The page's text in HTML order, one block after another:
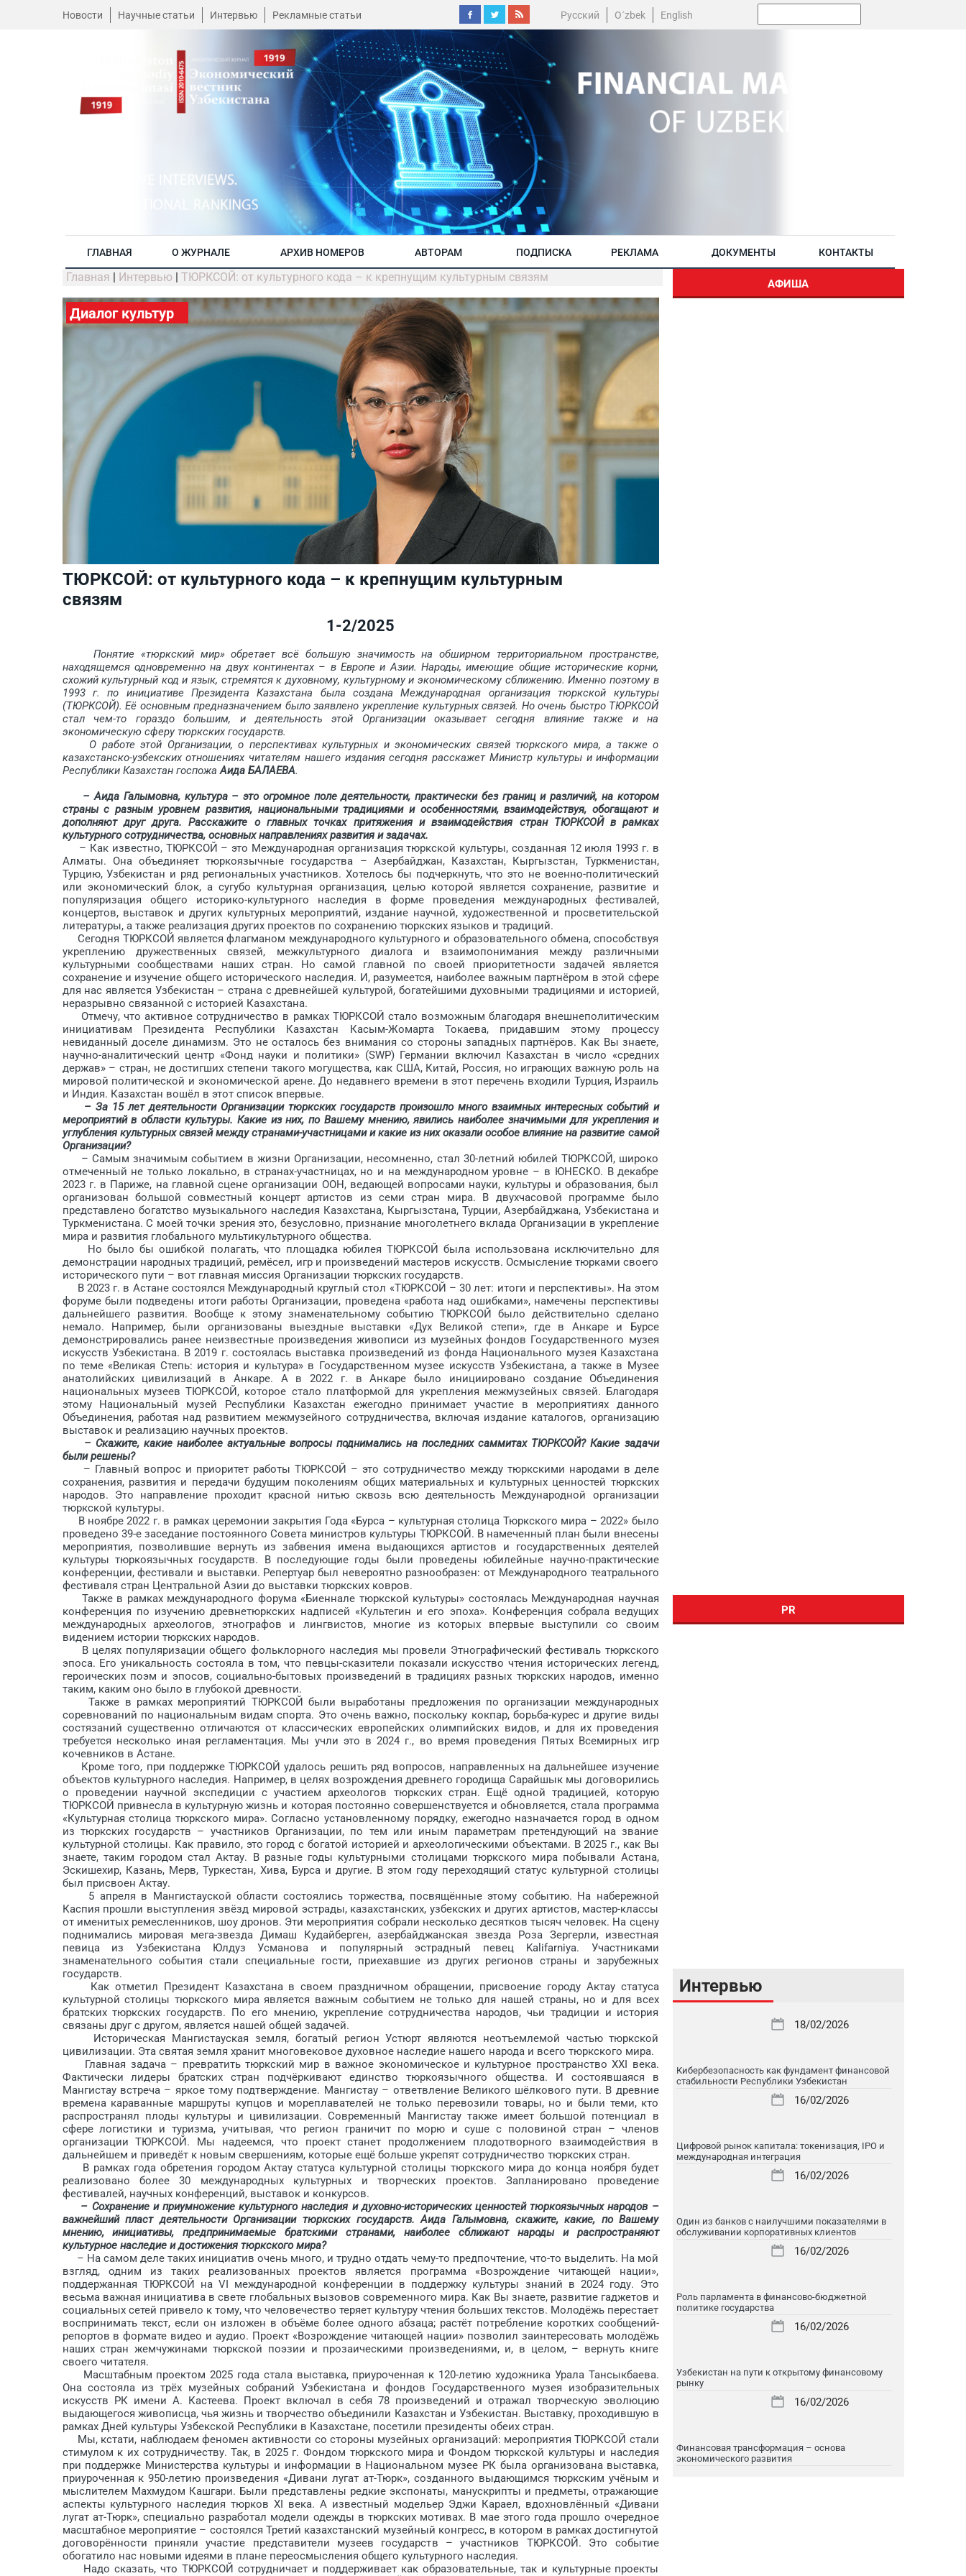
Новости Научные статьи Интервью Рекламные статьи Русский O´zbek English
ГЛАВНАЯ О ЖУРНАЛЕ АРХИВ НОМЕРОВ АВТОРАМ ПОДПИСКА РЕКЛАМА ДОКУМЕНТЫ КОНТАКТЫ
Главная | Интервью | ТЮРКСОЙ: от культурного кода – к крепнущим культурным связям
Диалог культур
ТЮРКСОЙ: от культурного кода – к крепнущим культурным
связям
1-2/2025
Понятие «тюркский мир» обретает всё большую значимость на обширном территориальном пространстве,
находящемся одновременно на двух континентах – в Европе и Азии. Народы, имеющие общие исторические корни,
схожий культурный код и язык, стремятся к духовному, культурному и экономическому сближению. Именно поэтому в
1993 г. по инициативе Президента Казахстана была создана Международная организация тюркской культуры
(ТЮРКСОЙ). Её основным предназначением было заявлено укрепление культурных связей. Но очень быстро ТЮРКСОЙ
стал чем-то гораздо большим, и деятельность этой Организации оказывает сегодня влияние также и на
экономическую сферу тюркских государств.
О работе этой Организации, о перспективах культурных и экономических связей тюркского мира, а также о
казахстанско-узбекских отношениях читателям нашего издания сегодня расскажет Министр культуры и информации
Республики Казахстан гос­пожаАида БАЛАЕВА.
– Аида Галымовна, культура – это огромное поле деятельности, практически без границ и различий, на котором
страны с разным уровнем развития, национальными традициями и особенностями, взаи­модействуя, обогащают и
дополняют друг друга. Расскажите о главных точках притяжения и взаимодействия стран ТЮРКСОЙ в рамках
культурного сотрудничества, основных направлениях развития и задачах.
– Как известно, ТЮРКСОЙ – это Международная организация тюркской культуры, созданная 12 июля 1993 г. в
Алматы. Она объединяет тюркоязычные государства – Азербайджан, Казахстан, Кыргызстан, Туркменистан,
Турцию, Узбекистан и ряд региональных участников. Хотелось бы подчеркнуть, что это не военно-политический
или экономический блок, а сугубо культурная организация, целью которой является сохранение, развитие и
популяризация общего историко-культурного наследия в форме проведения международных фестивалей,
концертов, выставок и других культурных мероприятий, издание научной, художественной и просветительской
литературы, а также реализация других проектов по сохранению тюркских языков и традиций.
Сегодня ТЮРКСОЙ является флагманом международного культурного и образовательного обмена, способствуя
укреплению дружественных связей, межкультурного диалога и взаимопонимания между различными
культурными сообществами наших стран. Но самой главной по своей приоритетности задачей является
сохранение и изучение общего исторического наследия. И, разумеется, наиболее важным партнёром в этой сфере
для нас является Узбекистан – страна с древнейшей культурой, богатейшими духовными традициями и историей,
неразрывно связанной с историей Казах­стана.
Отмечу, что активное сотрудничество в рамках ­ТЮРКСОЙ стало возможным благодаря внешнеполитическим
инициативам Президента Республики Казахстан Касым-Жомарта Токаева, придавшим этому процессу
невиданный доселе динамизм. Это не осталось без внимания со стороны западных партнёров. Как Вы знаете,
научно-аналитический центр «Фонд науки и политики» (SWP) Германии включил Казахстан в число «средних
держав» – стран, не достигших степени такого могущества, как США, Китай, Россия, но играющих важную роль на
мировой политической и экономической арене. До недавнего времени в этот перечень входили Турция, Израиль
и Индия. Казахстан вошёл в этот список впервые.
– За 15 лет деятельности Организации тюркских государств произошло много взаимных интересных событий и
мероприятий в области культуры. Какие из них, по Вашему мнению, явились наиболее значимыми для укрепления и
углубления культурных связей между странами-участницами и какие из них оказали особое влияние на развитие самой
Организации?
– Самым значимым событием в жизни Организации, несомненно, стал 30-летний юбилей ТЮРКСОЙ, широко
отмеченный не только локально, в странах-участницах, но и на международном уровне – в ЮНЕСКО. В декабре
2023 г. в Париже, на главной сцене организации ООН, ведающей вопросами науки, культуры и образования, был
организован большой совместный концерт артистов из семи стран мира. В двухчасовой программе было
представлено богатство музыкального наследия Казахстана, Кыргызстана, Турции, Азербайджана, Узбекистана и
Туркменистана. С моей точки зрения это, безусловно, признание многолетнего вклада Организации в укрепление
мира и развития глобального мультикультурного общества.
Но было бы ошибкой полагать, что площадка юбилея ТЮРКСОЙ была использована исключительно для
демонстрации народных традиций, ремёсел, игр и произведений мастеров искусств. Осмысление тюрками своего
исторического пути – вот главная миссия Организации тюркских государств.
В 2023 г. в Астане состоялся Международный круглый стол «ТЮРКСОЙ – 30 лет: итоги и перспективы». На этом
форуме были подведены итоги работы Организации, проведена «работа над ошибками», намечены перспективы
дальнейшего развития. Вообще к этому знаменательному событию ТЮРКСОЙ было действительно сделано
немало. Например, были организованы выездные выставки «Дух Великой степи», где в Анкаре и Бурсе
демонстрировались ранее неизвестные произведения живописи из музейных фондов Государственного музея
искусств Узбекистана. В 2019 г. состоялась выставка произведений из фонда Национального музея Казахстана
по теме «Великая Степь: история и культура» в Государственном музее искусств Узбекистана, а также в Музее
анатолийских цивилизаций в Анкаре. А в 2022 г. в Анкаре было инициировано создание Объединения
национальных музеев ТЮРКСОЙ, которое стало платформой для укрепления межмузейных связей. Благодаря
этому Национальный музей Республики Казахстан ежегодно принимает участие в мероприятиях данного
Объединения, работая над развитием межмузейного сотрудничества, включая издание каталогов, организацию
выставок и реализацию научных проектов.
– Скажите, какие наиболее актуальные вопросы поднимались на последних саммитах ТЮРКСОЙ? Какие задачи
были решены?
– Главный вопрос и приоритет работы ТЮРКСОЙ – это сотрудничество между тюркскими народами в деле
сохранения, развития и передачи будущим поколениям общих материальных и культурных ценностей тюркских
народов. Это направление проходит красной нитью сквозь всю деятельность Международной организации
тюркской культуры.
В ноябре 2022 г. в рамках церемонии закрытия Года «Бурса – культурная столица Тюркского мира – 2022» было
проведено 39-е заседание постоянного Совета министров культуры ТЮРКСОЙ. В намеченный план были внесены
мероприятия, позволившие вернуть из забвения имена выдающихся артистов и государственных деятелей
культуры тюркоязычных государств. В последующие годы были проведены юбилейные научно-практические
конференции, фестивали и выставки. Репертуар был невероятно разнообразен: от Международного театрального
фестиваля стран Центральной Азии до выставки тюркских ковров.
Также в рамках международного форума «Биеннале тюркской культуры» состоялась Международная научная
конференция по изучению древне­тюркских надписей «Культегин и его эпоха». Конференция собрала ведущих
международных археологов, этнографов и лингвистов, многие из которых впервые выступили со своим
видением истории тюркских народов.
В целях популяризации общего фольклорного наследия мы провели Этнографический фестиваль тюркского
эпоса. Его уникальность состояла в том, что певцы-сказители показали искусство чтения исторических легенд,
героических поэм и эпосов, социально-бытовых произведений в традициях разных тюркских народов, именно
таким, каким оно было в глубокой древности.
Также в рамках мероприятий ТЮРКСОЙ были выработаны предложения по организации международных
соревнований по национальным видам спорта. Это очень важно, поскольку кокпар, борьба-курес и другие виды
состязаний существенно отличаются от классических европейских олимпийских видов, и для их проведения
требуется несколько иная регламентация. Мы учли это в 2024 г., во время проведения Пятых Всемирных игр
кочевников в Астане.
Кроме того, при поддержке ТЮРКСОЙ удалось решить ряд вопросов, направленных на дальнейшее изу­чение
объектов культурного наследия. Например, в целях возрождения древнего городища Сарайшык мы договорились
о проведении научной экспедиции с участием археологов тюркских стран. Ещё одной традицией, которую
ТЮРКСОЙ привнесла в культурную жизнь и которая постоянно совершенствуется и обновляется, стала программа
«Культурная столица тюркского мира». Согласно установленному порядку, ежегодно назначается город в одном
из тюркских государств – участников Организации, по тем или иным параметрам претендующий на звание
культурной столицы. Как правило, это город с богатой историей и археологическими объектами. В 2025 г., как Вы
знаете, таким городом стал Актау. В разные годы культурными столицами тюркского мира побывали Астана,
Эскишехир, Казань, Мерв, Туркестан, Хива, Бурса и другие. В этом году переходящий статус культурной столицы
был присвоен Актау.
5 апреля в Мангистауской области состоялись торжества, посвящённые этому событию. На набережной
Каспия прошли выступления звёзд мировой эстрады, казахстанских, узбекских и других артистов, мастер-классы
от именитых ремесленников, шоу дронов. Эти мероприятия собрали несколько десятков тысяч человек. На сцену
поднимались мировая мега-звезда Димаш Кудайберген, азербайджанская звезда Роза Зергерли, известная
певица из Узбекистана Юлдуз Усманова и популярный эстрадный певец Kalifarniya. Участниками
знаменательного события стали специальные гости, приехавшие из других регионов страны и зарубежных
государств.
Как отметил Президент Казахстана в своем праздничном обращении, присвоение городу Актау статуса
культурной столицы тюркского мира является важным событием не только для нашей страны, но и для всех
братских тюркских государств. По его мнению, укреп­ление сотрудничества народов, чьи традиции и история
связаны друг с другом, является нашей общей задачей.
Историческая Мангистауская земля, богатый регион Устюрт являются неотъемлемой частью тюркской
цивилизации. Эта святая земля хранит многовековое духовное наследие нашего народа и всего тюркского ­мира.
Главная задача – превратить тюркский мир в важное экономическое и культурное пространство XXI века.
Фактически лидеры братских стран подчёркивают единство тюркоязычного общества. И состоявшаяся в
Мангистау встреча – яркое тому подтверждение. Мангистау – ответвление Великого шёлкового пути. В древние
времена караванные маршруты купцов и мореплавателей не только перевозили товары, но и были теми, кто
распространял плоды культуры и цивилизации. Современный Мангистау также имеет большой потенциал в
сфере логистики и туризма, учитывая, что регион граничит по морю и суше с половиной стран – членов
организации ТЮРКСОЙ. Мы надеемся, что проект станет продолжением плодотворного взаимодействия в
дальнейшем и приведёт к новым свершениям, которые ещё больше укрепят сотрудничество тюркских стран.
В рамках года обретения городом Актау статуса культурной столицы тюркского мира до конца ноября будет
реализовано более 30 международных культурных и творческих проектов. Запланировано проведение
фестивалей, научных конференций, выставок и конкурсов.
– Сохранение и приумножение культурного наследия и духовно-исторических ценностей тюркоязычных народов –
важнейший пласт деятельности Организации тюркских государств. Аида Галымовна, скажите, какие, по Вашему
мнению, инициативы, предпринимаемые братскими странами, наиболее сближают народы и распространяют
культурное наследие и достижения тюркского мира?
– На самом деле таких инициатив очень много, и трудно отдать чему-то предпочтение, что-то выделить. На мой
взгляд, одним из таких реализованных проектов является программа «Возрождение читающей нации»,
поддержанная ТЮРКСОЙ на VI международной конференции в поддержку культуры знаний в 2024 году. Это
весьма важная инициатива в свете глобальных вызовов современного мира. Как Вы знаете, развитие гаджетов и
социальных сетей привело к тому, что человечество теряет культуру чтения больших текстов. Молодёжь перестает
воспринимать текст, если он изложен в объёме более одного абзаца; растёт потребление коротких сообщений-
репортов в формате видео и аудио. Проект «Возрождение читающей нации» позволил заинтересовать молодёжь
наших стран жемчужинами тюркской поэзии и прозаическими произведениями, и, в целом, – вернуть книге
своего читателя.
Масштабным проектом 2025 года стала выставка, приуроченная к 120-летию художника Урала Тансыкбаева.
Она состояла из трёх музейных собраний Узбекистана и фондов Государственного музея изобразительных
искусств РК имени А. Кастеева. Проект включал в себя 78 произведений и отражал творческую эволюцию
выдающегося живописца, чья жизнь и творчество объединили Казахстан и Узбекистан. Выставку, проходившую в
рамках Дней культуры Узбекской Республики в Казахстане, посетили президенты обеих стран.
Мы, кстати, наблюдаем феномен активности со стороны музейных организаций: мероприятия ТЮРКСОЙ стали
стимулом к их сотрудничеству. Так, в 2025 г. Фондом тюркского мира и Фондом тюркской культуры и наследия
при поддержке Министерства культуры и информации в Национальном музее РК была организована выставка,
приуроченная к 950-летию произведения «Дивани лугат ат-Тюрк», созданного выдающимся тюркским учёным и
мыслителем Махмудом Кашгари. Были представлены редкие экспонаты, манускрипты и предметы, отражающие
аспекты культурного наследия тюрков XI века. А известный модельер Эджи Караел, вдохновлённый «Дивани
лугат ат-Тюрк», специально разработал модели одежды в тюркских мотивах. В мае этого года прошло очередное
масштабное мероприятие – состоялся Третий казахстанский музейный конгресс, в котором в рамках достигнутой
договорённости приняли участие представители музеев государств – участников ТЮРКСОЙ. Это событие
обогатило нас новыми идеями в плане переосмысления общего культурного наследия.
Надо сказать, что ТЮРКСОЙ сотрудничает и поддерживает как образовательные, так и культурные проекты
АФИША
PR
Интервью
18/02/2026
Кибербезопасность как фундамент финансовой
стабильности Республики Узбекистан
16/02/2026
Цифровой рынок капитала: токенизация, IPO и
международная интеграция
16/02/2026
Один из банков с наилучшими показателями в
обслуживании корпоративных клиентов
16/02/2026
Роль парламента в финансово-бюджетной
политике государства
16/02/2026
Узбекистан на пути к открытому финансовому
рынку
16/02/2026
Финансовая трансформация – основа
экономического развития